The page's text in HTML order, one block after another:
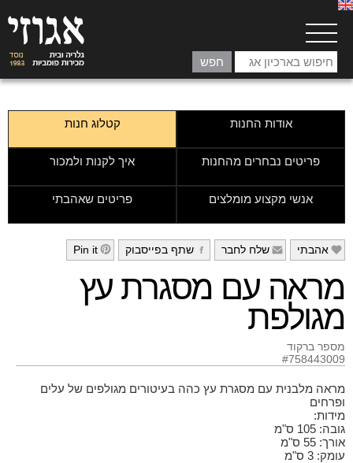
אודות החנות קטלוג חנות
פריטים נבחרים מהחנות איך לקנות ולמכור
אנשי מקצוע מומלצים פריטים שאהבתי
e אהבתי f שלח לחבר g שתף בפייסבוק h
Pin it
מראה עם מסגרת עץ
מגולפת
מספר ברקוד
#758443009
מראה מלבנית עם מסגרת עץ כהה בעיטורים מגולפים של עלים
ופרחים
מידות:
גובה: 105 ס"מ
אורך: 55 ס"מ
עומק: 3 ס"מ